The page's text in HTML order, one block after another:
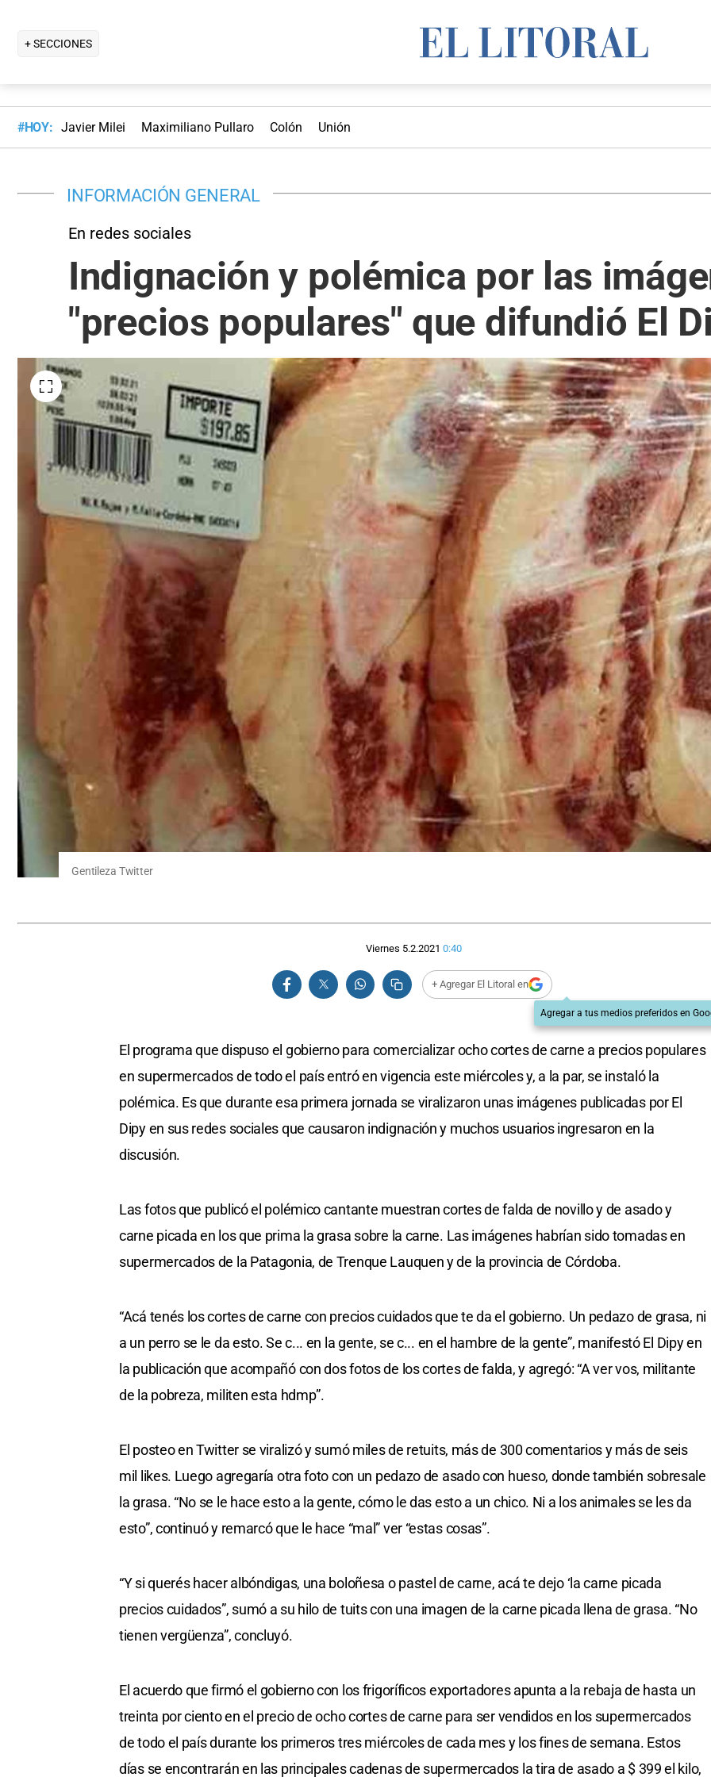
+ SECCIONES
#HOY: Javier Milei Maximiliano Pullaro Colón Unión
INFORMACIÓN GENERAL
En redes sociales
Indignación y polémica por las
"precios populares" que difundió El
Gentileza Twitter
Viernes 5.2.2021 0:40
+ Agregar El Litoral en
Agregar a tus medios preferidos en
El programa que dispuso el gobierno para comercializar ocho cortes de carne a precios populares
en supermercados de todo el país entró en vigencia este miércoles y, a la par, se instaló la
polémica. Es que durante esa primera jornada se viralizaron unas imágenes publicadas por El
Dipy en sus redes sociales que causaron indignación y muchos usuarios ingresaron en la
discusión.
Las fotos que publicó el polémico cantante muestran cortes de falda de novillo y de asado y
carne picada en los que prima la grasa sobre la carne. Las imágenes habrían sido tomadas en
supermercados de la Patagonia, de Trenque Lauquen y de la provincia de Córdoba.
“Acá tenés los cortes de carne con precios cuidados que te da el gobierno. Un pedazo de grasa, ni
a un perro se le da esto. Se c... en la gente, se c... en el hambre de la gente”, manifestó El Dipy en
la publicación que acompañó con dos fotos de los cortes de falda, y agregó: “A ver vos, militante
de la pobreza, militen esta hdmp”.
El posteo en Twitter se viralizó y sumó miles de retuits, más de 300 comentarios y más de seis
mil likes. Luego agregaría otra foto con un pedazo de asado con hueso, donde también sobresale
la grasa. “No se le hace esto a la gente, cómo le das esto a un chico. Ni a los animales se les da
esto”, continuó y remarcó que le hace “mal” ver “estas cosas”.
“Y si querés hacer albóndigas, una boloñesa o pastel de carne, acá te dejo ‘la carne picada
precios cuidados”, sumó a su hilo de tuits con una imagen de la carne picada llena de grasa. “No
tienen vergüenza”, concluyó.
El acuerdo que firmó el gobierno con los frigoríficos exportadores apunta a la rebaja de hasta un
treinta por ciento en el precio de ocho cortes de carne para ser vendidos en los supermercados
de todo el país durante los primeros tres miércoles de cada mes y los fines de semana. Estos
días se encontrarán en las principales cadenas de supermercados la tira de asado a $ 399 el kilo,